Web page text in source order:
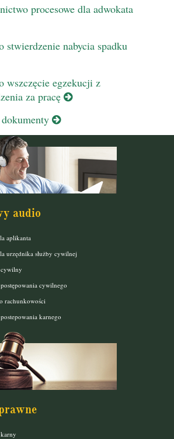
procesowe dla adwokata
stwierdzenie nabycia spadku
wszczęcie egzekucji z
za pracę
dokumenty
audio
aplikanta
urzędnika służby cywilnej
cywilnego
rachunkowości
karnego